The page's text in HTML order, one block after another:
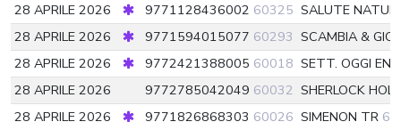
28 APRILE 2026
9771128436002 60325 SALUTE
28 APRILE 2026
9771594015077 60293 SCAMBIA &
28 APRILE 2026
9772421388005 60018 SETT. OGGI
28 APRILE 2026
9772785042049 60032 SHERLOCK
28 APRILE 2026
9771826868303 60026 SIMENON TR